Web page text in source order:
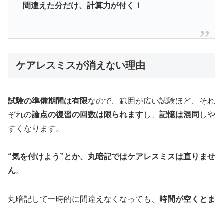
間違えた分だけ、計算力が付く！
ケアレスミスが消えない理由
試験の準備期間は有限なので、範囲が広い試験ほど、それ
ぞれの論点の復習の回数は限られますし、 記憶は混同 しや
すくなります。
“気を付けよう”とか、丸暗記ではケアレスミスは直りませ
ん。
丸暗記して一時的に間違えなくなっても、
時間が空くとま